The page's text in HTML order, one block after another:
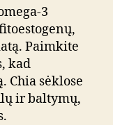
3
Paimkite
kad
Chia sėklose
ir baltymų,